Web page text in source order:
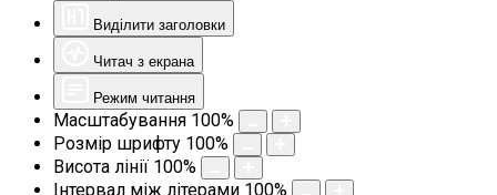
Виділити заголовки
Читач з екрана
Режим читання
Масштабування 100%
Розмір шрифту 100%
Висота лінії 100%
Інтервал між літерами 100%